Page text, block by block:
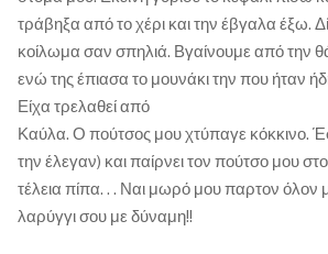
τράβηξα από το χέρι και την έβγαλα έξω.
κοίλωμα σαν σπηλιά. Βγαίνουμε από την
ενώ της έπιασα το μουνάκι την που ήταν
Είχα τρελαθεί από
Καύλα. Ο πούτσος μου χτύπαγε κόκκινο.
την έλεγαν) και παίρνει τον πούτσο μου
τέλεια πίπα. . . Ναι μωρό μου παρτον όλον
λαρύγγι σου με δύναμη!!